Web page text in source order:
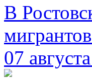
В
07